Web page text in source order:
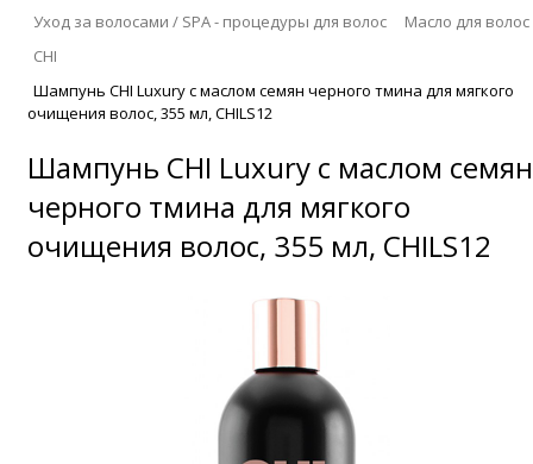
Уход за волосами / SPA - процедуры для волос
Масло для волос
CHI
Шампунь CHI Luxury с маслом семян черного тмина для мягкого
очищения волос, 355 мл, CHILS12
Шампунь CHI Luxury с маслом семян
черного тмина для мягкого
очищения волос, 355 мл, CHILS12